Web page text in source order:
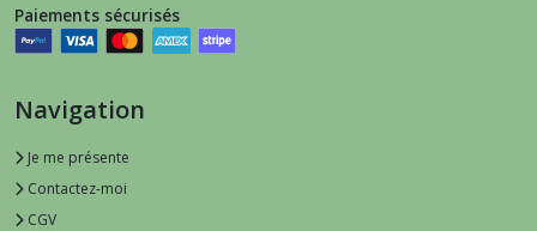
Paiements sécurisés
Navigation
Je me présente
Contactez-moi
CGV